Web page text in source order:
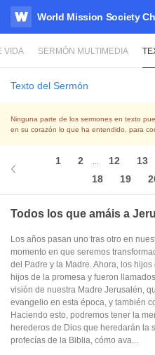
WATV
World Mission Society
VIDA SERMÓN MULTIMEDIA
Texto del Sermón
Ninguna parte de los sermones en texto
en su corazón lo que ha entendido, para
1 2 12 13
18
19
Todos los que amáis a
Los años pasan uno tras otro en
momento en que seremos
del Padre y la Madre. Ahora, los
hijos de la promesa y fueron
visión de nuestra Madre Jerusalén,
evangelio en esta época, y también
Haciendo esto, podremos tener la
herederos de Dios que heredarán la
profecías de la Biblia, cómo ava...